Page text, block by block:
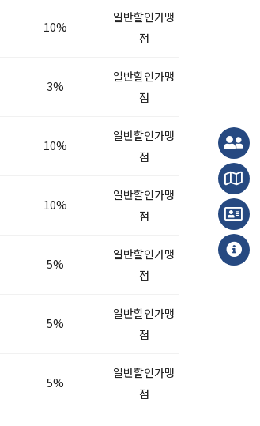
10%
일반할인가맹
점
3%
일반할인가맹
점
10%
일반할인가맹
점
10%
일반할인가맹
점
5%
일반할인가맹
점
5%
일반할인가맹
점
5%
일반할인가맹
점